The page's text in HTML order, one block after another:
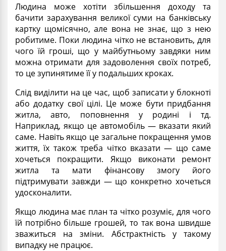
Людина може хотіти збільшення доходу та
бачити зарахування великої суми на банківську
картку щомісячно, але вона не знає, що з нею
робитиме. Поки людина чітко не встановить, для
чого їй гроші, що у майбутньому завдяки ним
можна отримати для задоволення своїх потреб,
то це зупинятиме її у подальших кроках.
Слід виділити на це час, щоб записати у блокноті
або додатку свої цілі. Це може бути придбання
житла, авто, поповнення у родині і тд.
Наприклад, якщо це автомобіль — вказати який
саме. Навіть якщо це загальне покращення умов
життя, їх також треба чітко вказати — що саме
хочеться покращити. Якщо виконати ремонт
житла та мати фінансову змогу його
підтримувати завжди — що конкретно хочеться
удосконалити.
Якщо людина має план та чітко розуміє, для чого
їй потрібно більше грошей, то так вона швидше
зважиться на зміни. Абстрактність у такому
випадку не працює.